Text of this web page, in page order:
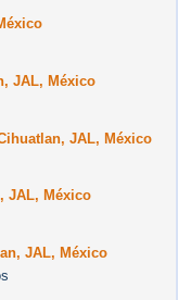
JAL, México
JAL, México
JAL, México
JAL, México